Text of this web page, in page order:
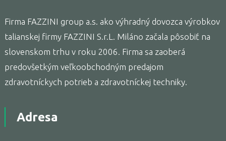
Firma FAZZINI group a.s. ako výhradný dovozca výrobkov
talianskej firmy FAZZINI S.r.L. Miláno začala pôsobiť na
slovenskom trhu v roku 2006. Firma sa zaoberá
predovšetkým veľkoobchodným predajom
zdravotníckych potrieb a zdravotníckej techniky.
Adresa